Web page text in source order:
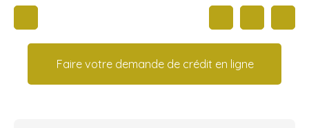
Faire votre demande de crédit en ligne